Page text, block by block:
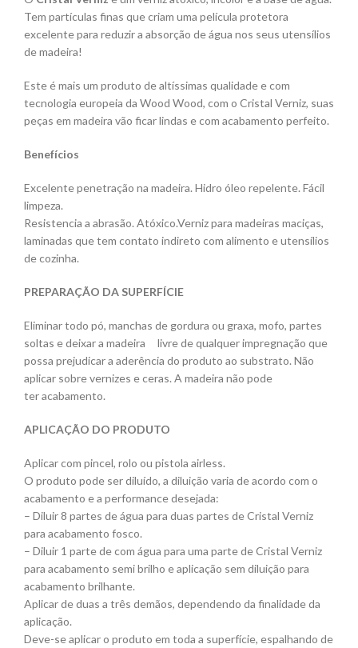
Tem partículas finas que criam uma película protetora
excelente para reduzir a absorção de água nos seus utensílios
de madeira!
Este é mais um produto de altíssimas qualidade e com
tecnologia europeia da Wood Wood, com o Cristal Verniz, suas
peças em madeira vão ficar lindas e com acabamento perfeito.
Benefícios
Excelente penetração na madeira. Hidro óleo repelente. Fácil
limpeza.
Resistencia a abrasão. Atóxico.Verniz para madeiras maciças,
laminadas que tem contato indireto com alimento e utensílios
de cozinha.
PREPARAÇÃO DA SUPERFÍCIE
Eliminar todo pó, manchas de gordura ou graxa, mofo, partes
soltas e deixar a madeira livre de qualquer impregnação que
possa prejudicar a aderência do produto ao substrato. Não
aplicar sobre vernizes e ceras. A madeira não pode
ter acabamento.
APLICAÇÃO DO PRODUTO
Aplicar com pincel, rolo ou pistola airless.
O produto pode ser diluído, a diluição varia de acordo com o
acabamento e a performance desejada:
– Diluir 8 partes de água para duas partes de Cristal Verniz
para acabamento fosco.
– Diluir 1 parte de com água para uma parte de Cristal Verniz
para acabamento semi brilho e aplicação sem diluição para
acabamento brilhante.
Aplicar de duas a três demãos, dependendo da finalidade da
aplicação.
Deve-se aplicar o produto em toda a superfície, espalhando de